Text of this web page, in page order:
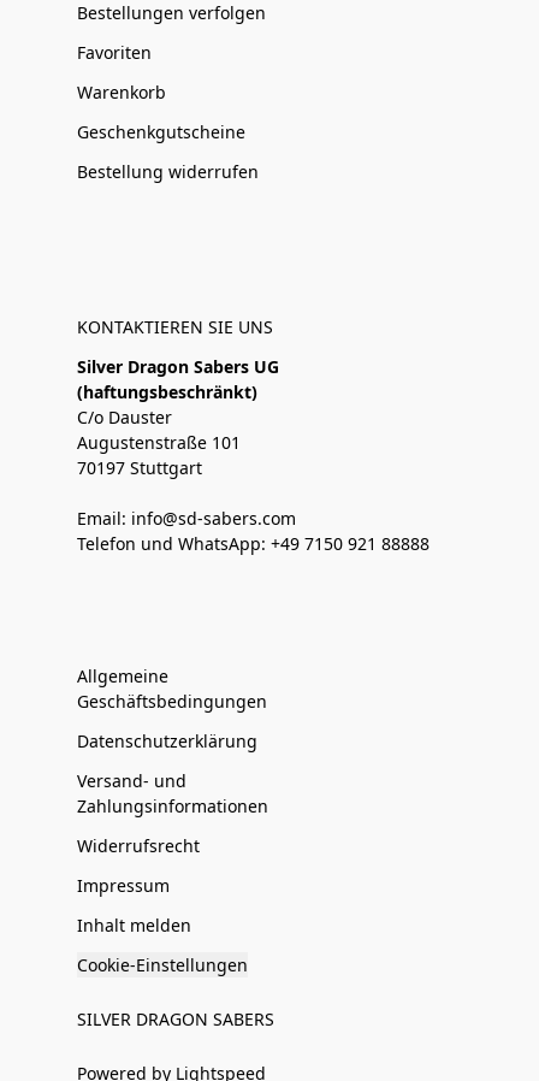
Bestellungen verfolgen
Favoriten
Warenkorb
Geschenkgutscheine
Bestellung widerrufen
KONTAKTIEREN SIE UNS
Silver Dragon Sabers UG
(haftungsbeschränkt)
C/o Dauster
Augustenstraße 101
70197 Stuttgart
Email: info@sd-sabers.com
Telefon und WhatsApp: +49 7150 921 88888
Allgemeine
Geschäftsbedingungen
Datenschutzerklärung
Versand- und
Zahlungsinformationen
Widerrufsrecht
Impressum
Inhalt melden
Cookie-Einstellungen
SILVER DRAGON SABERS
Powered by Lightspeed